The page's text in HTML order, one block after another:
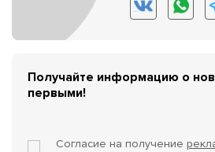
Получайте информацию о
первыми!
Согласие на получение